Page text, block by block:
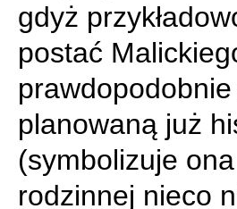
gdyż
postać
planowaną już
(symbolizuje
rodzinnej nieco